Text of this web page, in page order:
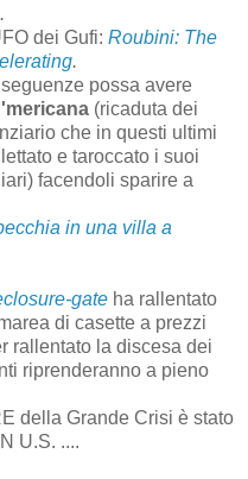
dei Gufi: Roubini: The
.
possa avere
(ricaduta dei
che in questi ultimi
e taroccato i suoi
facendoli sparire a
in una villa a
gate ha rallentato
di casette a prezzi
rallentato la discesa dei
riprenderanno a pieno
della Grande Crisi è stato
U.S. ....